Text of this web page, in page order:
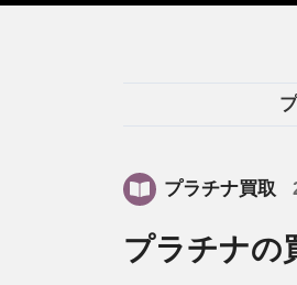
プラチナ買取
プラチナの